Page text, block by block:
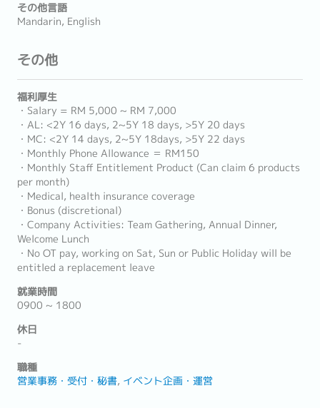
その他言語
Mandarin, English
その他
福利厚生
・Salary = RM 5,000 ~ RM 7,000
・AL: <2Y 16 days, 2~5Y 18 days, >5Y 20 days
・MC: <2Y 14 days, 2~5Y 18days, >5Y 22 days
・Monthly Phone Allowance ＝ RM150
・Monthly Staff Entitlement Product (Can claim 6 products
per month)
・Medical, health insurance coverage
・Bonus (discretional)
・Company Activities: Team Gathering, Annual Dinner,
Welcome Lunch
・No OT pay, working on Sat, Sun or Public Holiday will be
entitled a replacement leave
就業時間
0900 ~ 1800
休日
-
職種
営業事務・受付・秘書 イベント企画・運営